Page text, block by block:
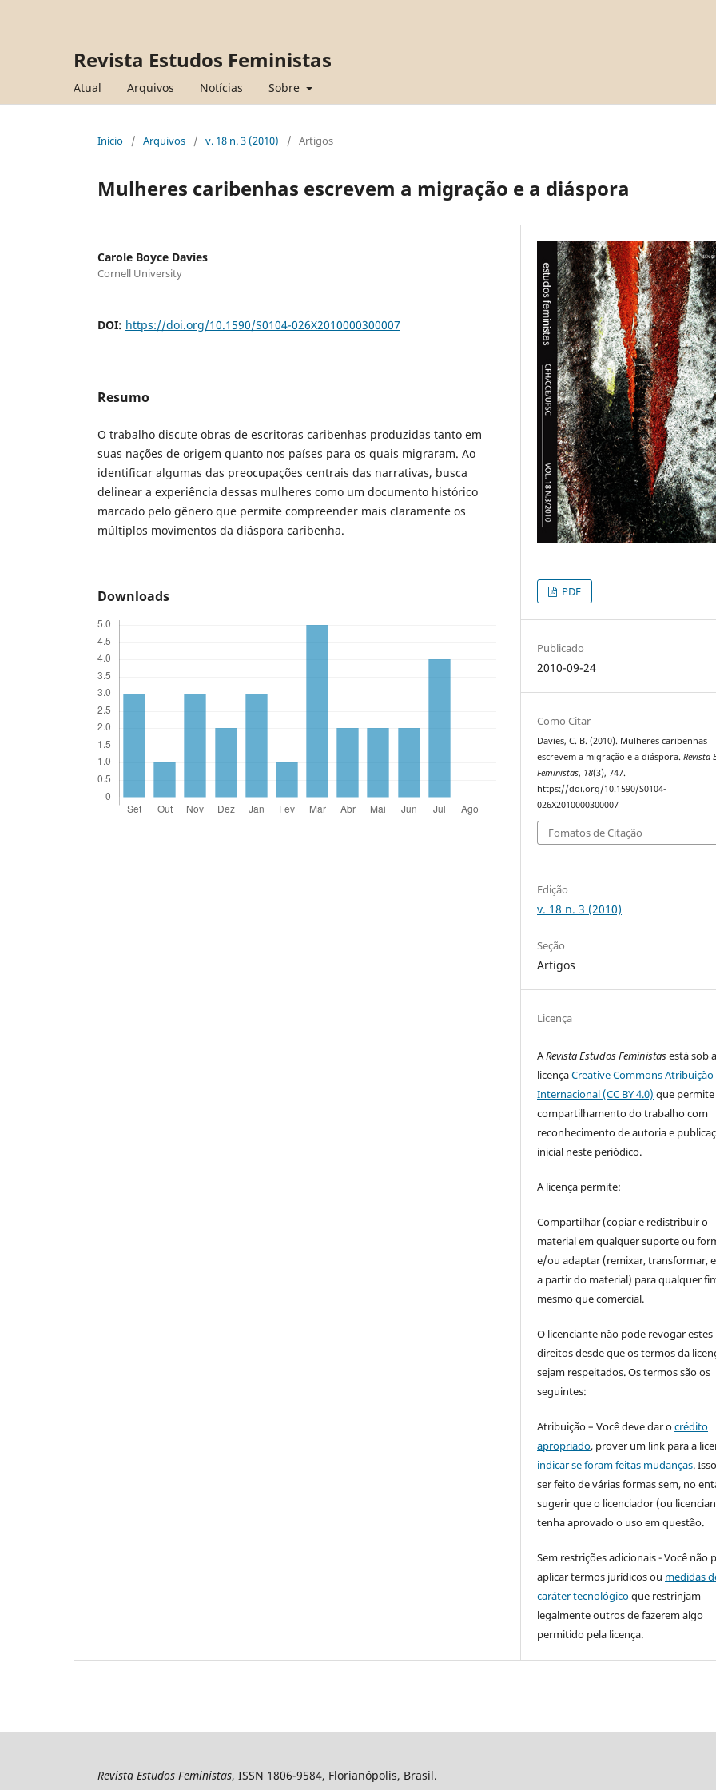
Revista Estudos Feministas
Atual Arquivos Notícias Sobre
Início / Arquivos / v. 18 n. 3 (2010) / Artigos
Mulheres caribenhas escrevem a migração e a diáspora
Carole Boyce Davies
Cornell University
DOI: https://doi.org/10.1590/S0104-026X2010000300007
Resumo
O trabalho discute obras de escritoras caribenhas produzidas tanto em
suas nações de origem quanto nos países para os quais migraram. Ao
identificar algumas das preocupações centrais das narrativas, busca
delinear a experiência dessas mulheres como um documento histórico
marcado pelo gênero que permite compreender mais claramente os
múltiplos movimentos da diáspora caribenha.
Downloads PDF
Publicado
2010-09-24
Como Citar
Davies, C. B. (2010). Mulheres caribenhas
escrevem a migração e a diáspora.Revista
Feministas, 18(3), 747.
https://doi.org/10.1590/S0104-
026X2010000300007
Fomatos de Citação
Edição
v. 18 n. 3 (2010)
Seção
Artigos
Licença
ARevista Estudos Feministasestá sob a
licençaCreative Commons Atribuição
Internacional (CC BY 4.0) que
compartilhamento do trabalho com
reconhecimento de autoria e
inicial neste periódico.
A licença permite:
Compartilhar (copiar e redistribuir o
material em qualquer suporte ou
e/ou adaptar (remixar, transformar,
a partir do material) para qualquer
mesmo que comercial.
O licenciante não pode revogar estes
direitos desde que os termos da
sejam respeitados. Os termos são os
seguintes:
Atribuição – Você deve dar ocrédito
apropriado, prover um link para a
indicar se foram feitas mudanças.
ser feito de várias formas sem, no
sugerir que o licenciador (ou
tenha aprovado o uso em questão.
Sem restrições adicionais - Você não
aplicar termos jurídicos ou medidas
caráter tecnológicoque restrinjam
legalmente outros de fazerem algo
permitido pela licença.
Revista Estudos Feministas, ISSN 1806-9584, Florianópolis, Brasil.